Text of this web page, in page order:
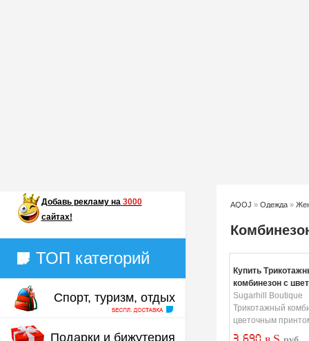
Добавь рекламу на 3000
сайтах!
ТОП категорий
Спорт, туризм, отдых
Подарки и бижутерия
AQOJ » Одежда »
Купить
комбинезон с
принтом
Sugarhill Boutique
Трикотажный
цветочным